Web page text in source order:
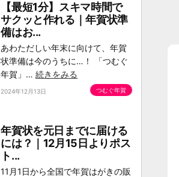
【最短1分】スキマ時間で
サクッと作れる｜年賀状準
備はお...
あわただしい年末に向けて、年賀
状準備は今のうちに…！ 「つむぐ
年賀」…続きをみる
2024年12月13日 つむぐ年賀
年賀状を元日までに届ける
には？｜12月15日よりポス
ト...
11月1日から全国で年賀はがきの販